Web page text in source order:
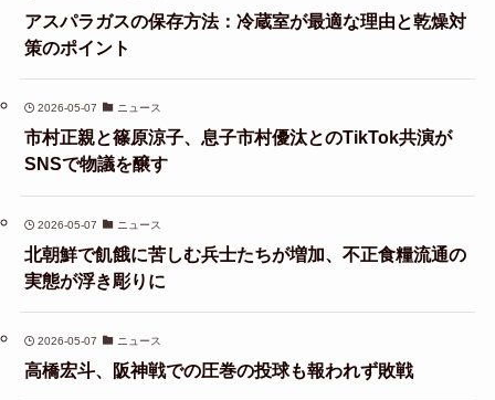
アスパラガスの保存方法：冷蔵室が最適な理由と乾燥対
策のポイント
2026-05-07 ニュース
市村正親と篠原涼子、息子市村優汰とのTikTok共演が
SNSで物議を醸す
2026-05-07 ニュース
北朝鮮で飢餓に苦しむ兵士たちが増加、不正食糧流通の
実態が浮き彫りに
2026-05-07 ニュース
高橋宏斗、阪神戦での圧巻の投球も報われず敗戦